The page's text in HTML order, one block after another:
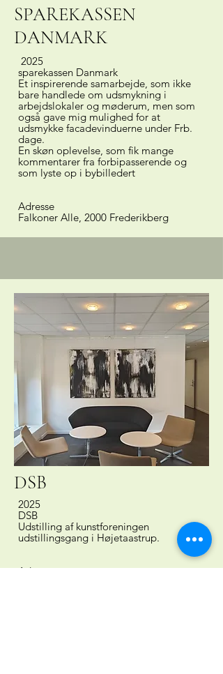
SPAREKASSEN
DANMARK
2025
sparekassen Danmark
Et inspirerende samarbejde, som ikke
bare handlede om udsmykning i
arbejdslokaler og møderum, men som
også gave mig mulighed for at
udsmykke facadevinduerne under Frb.
dage.
En skøn oplevelse, som fik mange
kommentarer fra forbipasserende og
som lyste op i bybilledert
Adresse
Falkoner Alle, 2000 Frederikberg
DSB
2025
DSB
Udstilling af kunstforeningen
udstillingsgang i Højetaastrup.
Adresse